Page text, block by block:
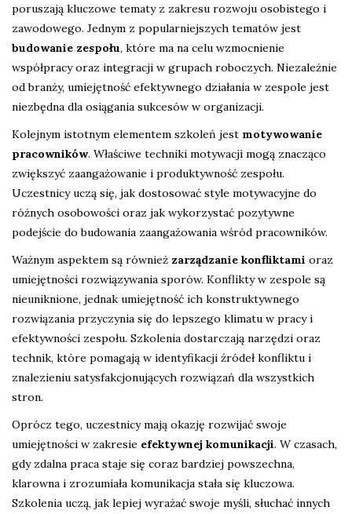
poruszają kluczowe tematy z zakresu rozwoju osobistego i
zawodowego. Jednym z popularniejszych tematów jest
budowanie zespołu, które ma na celu wzmocnienie
współpracy oraz integracji w grupach roboczych. Niezależnie
od branży, umiejętność efektywnego działania w zespole jest
niezbędna dla osiągania sukcesów w organizacji.
Kolejnym istotnym elementem szkoleń jest motywowanie
pracowników. Właściwe techniki motywacji mogą znacząco
zwiększyć zaangażowanie i produktywność zespołu.
Uczestnicy uczą się, jak dostosować style motywacyjne do
różnych osobowości oraz jak wykorzystać pozytywne
podejście do budowania zaangażowania wśród pracowników.
Ważnym aspektem są również zarządzanie konfliktami oraz
umiejętności rozwiązywania sporów. Konflikty w zespole są
nieuniknione, jednak umiejętność ich konstruktywnego
rozwiązania przyczynia się do lepszego klimatu w pracy i
efektywności zespołu. Szkolenia dostarczają narzędzi oraz
technik, które pomagają w identyfikacji źródeł konfliktu i
znalezieniu satysfakcjonujących rozwiązań dla wszystkich
stron.
Oprócz tego, uczestnicy mają okazję rozwijać swoje
umiejętności w zakresie efektywnej komunikacji. W czasach,
gdy zdalna praca staje się coraz bardziej powszechna,
klarowna i zrozumiała komunikacja stała się kluczowa.
Szkolenia uczą, jak lepiej wyrażać swoje myśli, słuchać innych